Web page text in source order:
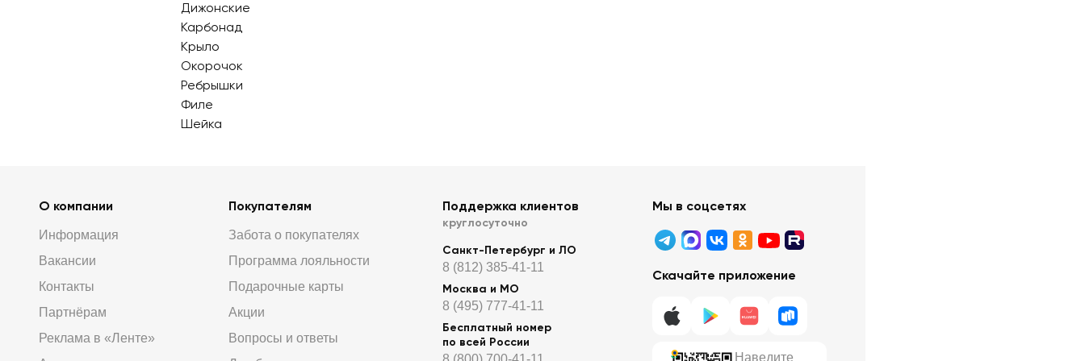
Дижонские
Карбонад
Крыло
Окорочок
Ребрышки
Филе
Шейка
О компании
Информация
Вакансии
Контакты
Партнёрам
Реклама в «Ленте»
Покупателям
Забота о покупателях
Программа лояльности
Подарочные карты
Акции
Вопросы и ответы
Поддержка клиентов
круглосуточно
Санкт-Петербург и ЛО
8 (812) 385-41-11
Москва и МО
8 (495) 777-41-11
Бесплатный номер
по всей России
Мы в соцсетях
Скачайте приложение
Наведите